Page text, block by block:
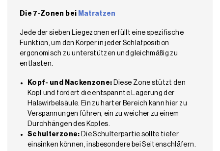
Die 7-Zonen bei Matratzen
Jede der sieben Liegezonen erfüllt eine spezifische
Funktion, um den Körper in jeder Schlafposition
ergonomisch zu unterstützen und gleichmäßig zu
entlasten.
Kopf- und Nackenzone: Diese Zone stützt den
Kopf und fördert die entspannte Lagerung der
Halswirbelsäule. Ein zu harter Bereich kann hier zu
Verspannungen führen, ein zu weicher zu einem
Durchhängen des Kopfes.
Schulterzone: Die Schulterpartie sollte tiefer
einsinken können, insbesondere bei Seitenschläfern.